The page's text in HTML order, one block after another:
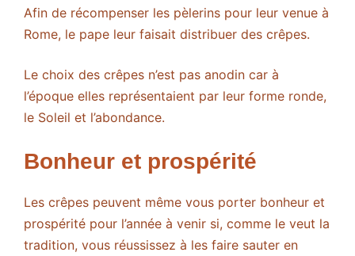
Afin de récompenser les pèlerins pour leur venue à
Rome, le pape leur faisait distribuer des crêpes.
Le choix des crêpes n’est pas anodin car à
l’époque elles représentaient par leur forme ronde,
le Soleil et l’abondance.
Bonheur et prospérité
Les crêpes peuvent même vous porter bonheur et
prospérité pour l’année à venir si, comme le veut la
tradition, vous réussissez à les faire sauter en